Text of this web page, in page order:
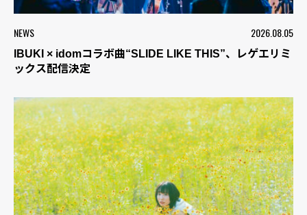
NEWS 2026.08.05
IBUKI × idomコラボ曲“SLIDE LIKE THIS”、レゲエリミ
ックス配信決定